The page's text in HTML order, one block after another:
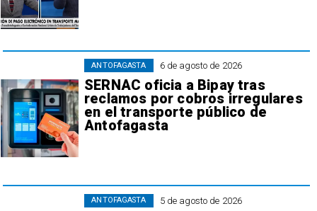
6 de agosto de 2026
SERNAC oficia a Bipay tras
reclamos por cobros irregulares
en el transporte público de
Antofagasta
ANTOFAGASTA
5 de agosto de 2026
ANTOFAGASTA